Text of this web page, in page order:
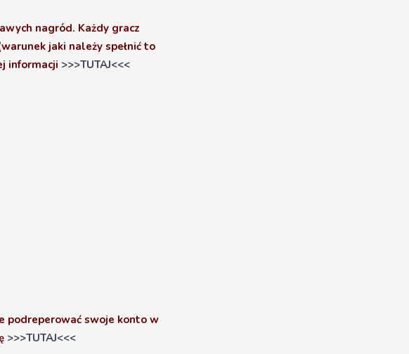
nagród. Każdy gracz
jaki należy spełnić to
informacji >>>TUTAJ<<<
podreperować swoje konto w
>>>TUTAJ<<<